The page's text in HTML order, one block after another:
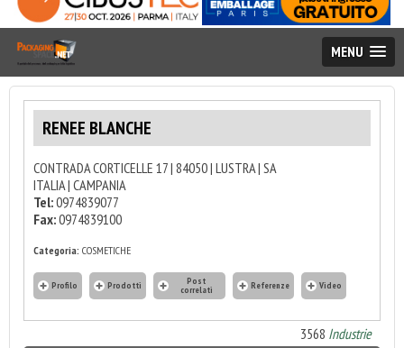
MENU
RENEE BLANCHE
CONTRADA CORTICELLE 17 | 84050 | LUSTRA | SA
ITALIA | CAMPANIA
Tel:0974839077
Fax:0974839100
Categoria: COSMETICHE
Profilo Prodotti Post
correlati Referenze Video
3568 Industrie